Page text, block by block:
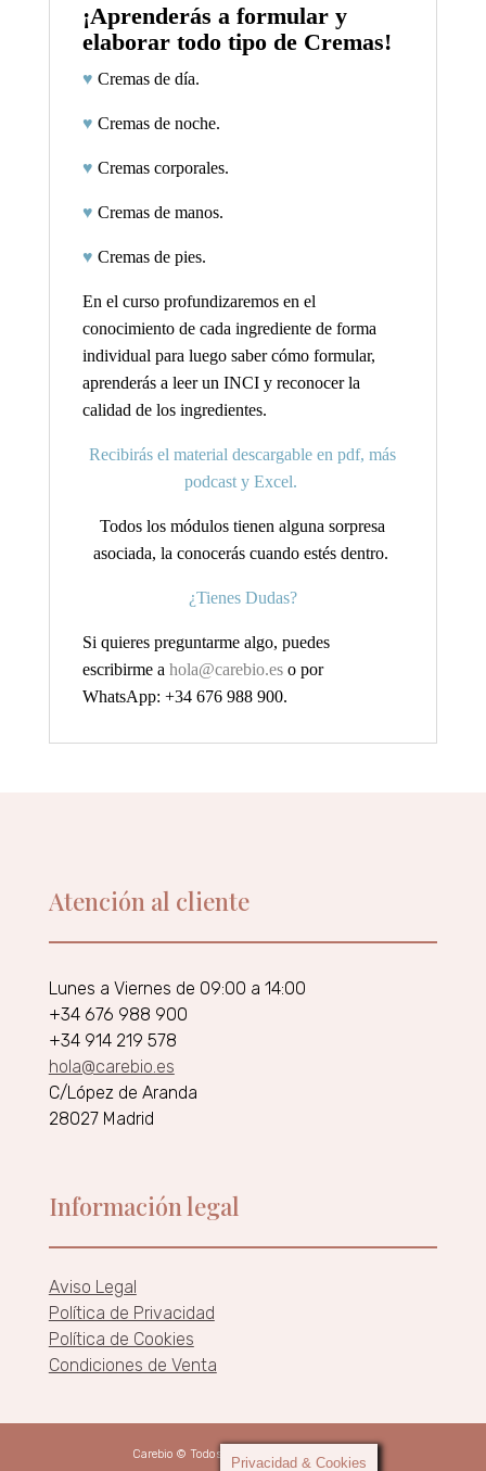
¡Aprenderás a formular y
elaborar todo tipo de Cremas!
♥ Cremas de día.
♥ Cremas de noche.
♥ Cremas corporales.
♥ Cremas de manos.
♥ Cremas de pies.
En el curso profundizaremos en el
conocimiento de cada ingrediente de forma
individual para luego saber cómo formular,
aprenderás a leer un INCI y reconocer la
calidad de los ingredientes.
Recibirás el material descargable en pdf, más
podcast y Excel.
Todos los módulos tienen alguna sorpresa
asociada, la conocerás cuando estés dentro.
¿Tienes Dudas?
Si quieres preguntarme algo, puedes
escribirme a hola@carebio.es o por
WhatsApp: +34 676 988 900.
Atención al cliente
Lunes a Viernes de 09:00 a 14:00
+34 676 988 900
+34 914 219 578
hola@carebio.es
C/López de Aranda
28027 Madrid
Información legal
Aviso Legal
Política de Privacidad
Política de Cookies
Condiciones de Venta
Carebio © Todos los derechos reservados.
Privacidad & Cookies